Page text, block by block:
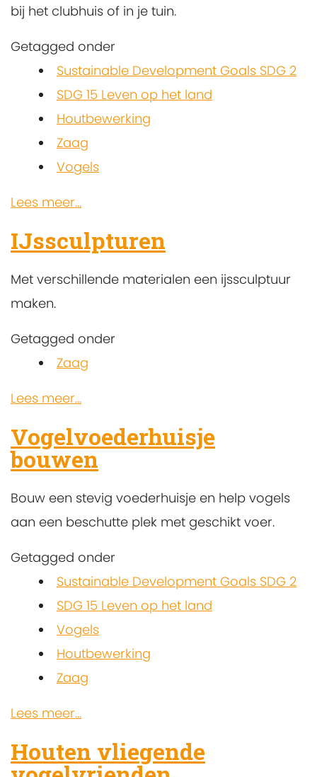
bij het clubhuis of in je tuin.
Getagged onder
Sustainable Development Goals SDG 2
SDG 15 Leven op het land
Houtbewerking
Zaag
Vogels
Lees meer...
IJssculpturen
Met verschillende materialen een ijssculptuur
maken.
Getagged onder
Zaag
Lees meer...
Vogelvoederhuisje
bouwen
Bouw een stevig voederhuisje en help vogels
aan een beschutte plek met geschikt voer.
Getagged onder
Sustainable Development Goals SDG 2
SDG 15 Leven op het land
Vogels
Houtbewerking
Zaag
Lees meer...
Houten vliegende